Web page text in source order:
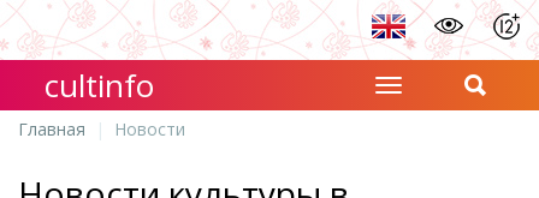
cultinfo
Главная Новости